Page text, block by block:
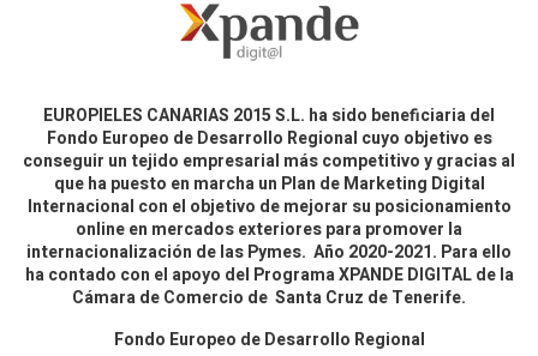
EUROPIELES CANARIAS 2015 S.L. ha sido beneficiaria del
Fondo Europeo de Desarrollo Regional cuyo objetivo es
conseguir un tejido empresarial más competitivo y gracias al
que ha puesto en marcha un Plan de Marketing Digital
Internacional con el objetivo de mejorar su posicionamiento
online en mercados exteriores para promover la
internacionalización de las Pymes. Año 2020-2021. Para ello
ha contado con el apoyo del Programa XPANDE DIGITAL de la
Cámara de Comercio de Santa Cruz de Tenerife.
Fondo Europeo de Desarrollo Regional